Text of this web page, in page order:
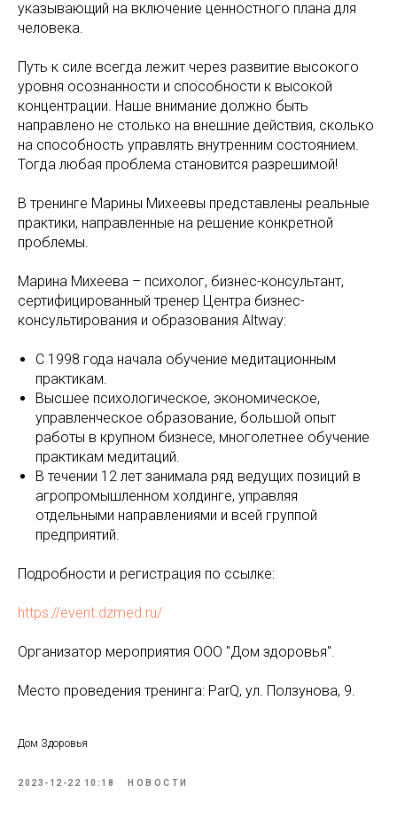
указывающий на включение ценностного плана для
человека.
Путь к силе всегда лежит через развитие высокого
уровня осознанности и способности к высокой
концентрации. Наше внимание должно быть
направлено не столько на внешние действия, сколько
на способность управлять внутренним состоянием.
Тогда любая проблема становится разрешимой!
В тренинге Марины Михеевы представлены реальные
практики, направленные на решение конкретной
проблемы.
Марина Михеева – психолог, бизнес-консультант,
сертифицированный тренер Центра бизнес-
консультирования и образования Altway:
С 1998 года начала обучение медитационным
практикам.
Высшее психологическое, экономическое,
управленческое образование, большой опыт
работы в крупном бизнесе, многолетнее обучение
практикам медитаций.
В течении 12 лет занимала ряд ведущих позиций в
агропромышленном холдинге, управляя
отдельными направлениями и всей группой
предприятий.
Подробности и регистрация по ссылке:
https://event.dzmed.ru/
Организатор мероприятия ООО "Дом здоровья".
Место проведения тренинга: ParQ, ул. Ползунова, 9.
Дом Здоровья
2023-12-22 10:18 НОВОСТИ